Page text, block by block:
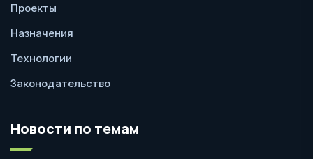
Проекты
Назначения
Технологии
Законодательство
Новости по темам